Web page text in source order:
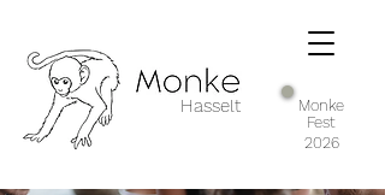
Hasselt
Monke
Fest
2026